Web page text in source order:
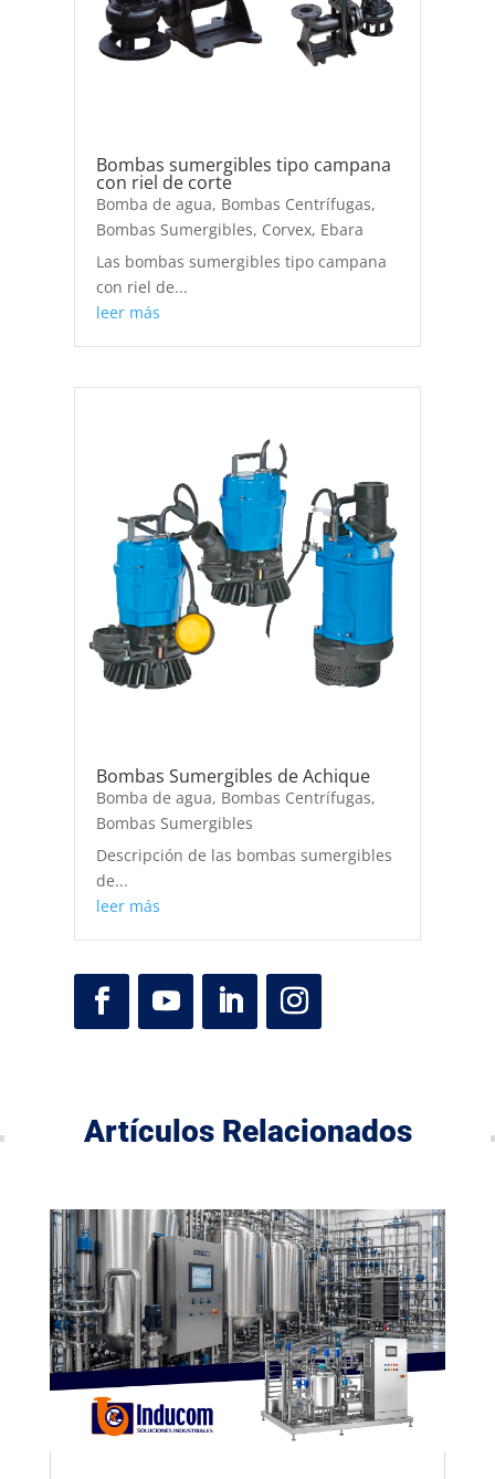
Bombas sumergibles tipo campana
con riel de corte
Bomba de agua, Bombas Centrífugas,
Bombas Sumergibles, Corvex, Ebara
Las bombas sumergibles tipo campana
con riel de...
leer más
Bombas Sumergibles de Achique
Bomba de agua, Bombas Centrífugas,
Bombas Sumergibles
Descripción de las bombas sumergibles
de...
leer más
Artículos Relacionados